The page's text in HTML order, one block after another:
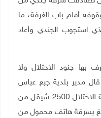
أمام باب الغرفة، ما
استجوب الجندي وأعاد
بها جنود الاحتلال ولا
مدير بلدية جبع عباس
غنام إن مواطنا أبلغ البلدية بسرقة الاحتلال 2500 شيقل من
بسرقة هاتف محمول من